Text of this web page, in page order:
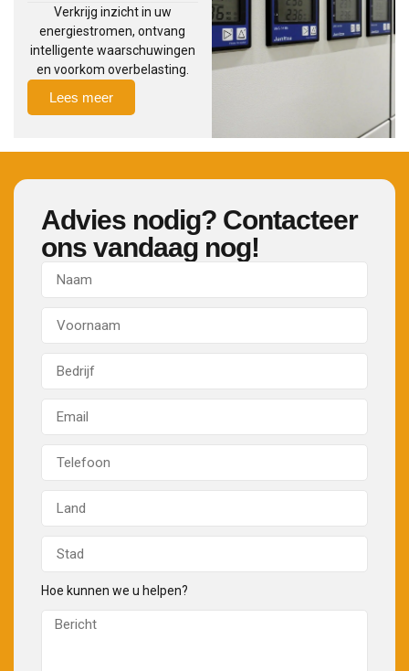
Verkrijg inzicht in uw
energiestromen, ontvang
intelligente waarschuwingen
en voorkom overbelasting.
Lees meer
Advies nodig? Contacteer
ons vandaag nog!
Hoe kunnen we u helpen?